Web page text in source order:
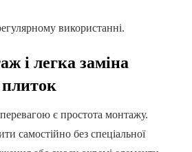
використанні.
і легка заміна
є простота монтажу.
самостійно без спеціальної